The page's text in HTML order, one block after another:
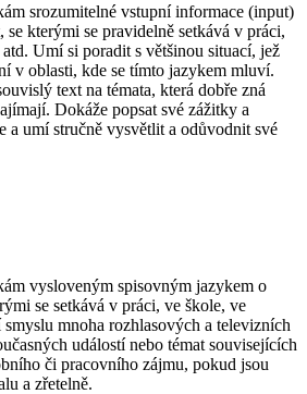
srozumitelné vstupní informace (input)
se kterými se pravidelně setkává v práci,
Umí si poradit s většinou situací, jež
v oblasti, kde se tímto jazykem mluví.
text na témata, která dobře zná
Dokáže popsat své zážitky a
a umí stručně vysvětlit a odůvodnit své
vysloveným spisovným jazykem o
se setkává v práci, ve škole, ve
mnoha rozhlasových a televizních
událostí nebo témat souvisejících
či pracovního zájmu, pokud jsou
a zřetelně.